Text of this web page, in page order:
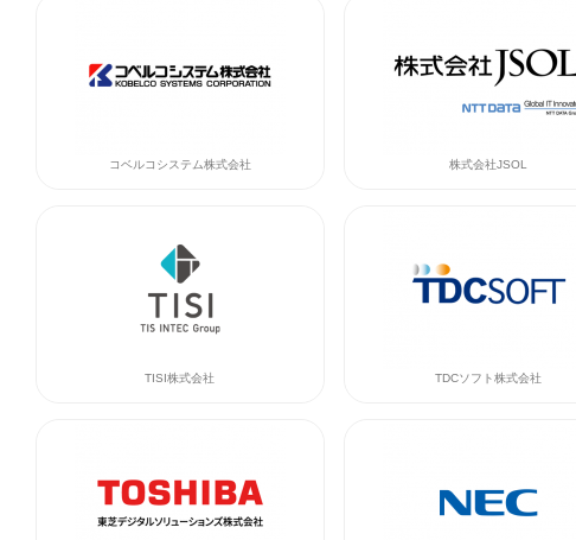
コベルコシステム株式会社 株式会社JSOL
TISI株式会社 TDCソフト株式会社